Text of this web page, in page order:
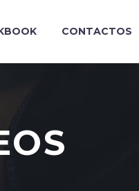
CONTACTOS